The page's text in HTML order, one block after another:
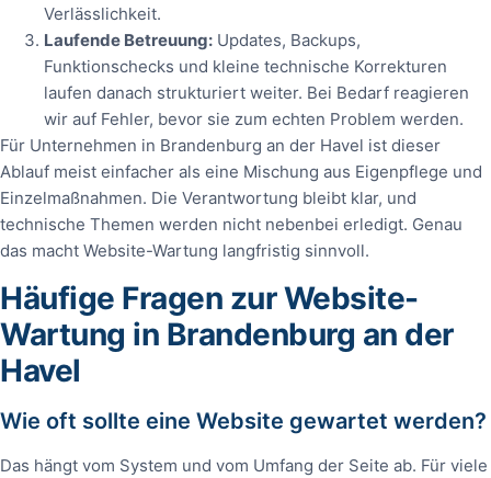
Verlässlichkeit.
Laufende Betreuung: Updates, Backups,
Funktionschecks und kleine technische Korrekturen
laufen danach strukturiert weiter. Bei Bedarf reagieren
wir auf Fehler, bevor sie zum echten Problem werden.
Für Unternehmen in Brandenburg an der Havel ist dieser
Ablauf meist einfacher als eine Mischung aus Eigenpflege und
Einzelmaßnahmen. Die Verantwortung bleibt klar, und
technische Themen werden nicht nebenbei erledigt. Genau
das macht Website-Wartung langfristig sinnvoll.
Häufige Fragen zur Website-
Wartung in Brandenburg an der
Havel
Wie oft sollte eine Website gewartet werden?
Das hängt vom System und vom Umfang der Seite ab. Für viele